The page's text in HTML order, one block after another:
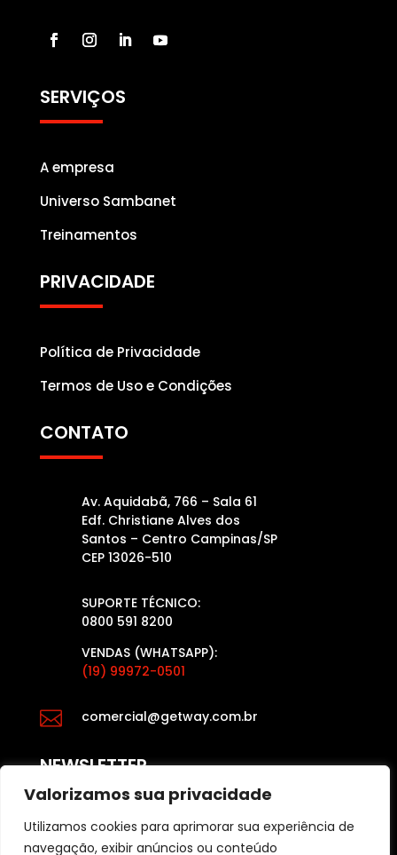
Valorizamos sua privacidade
Utilizamos cookies para aprimorar sua experiência de
navegação, exibir anúncios ou conteúdo
SERVIÇOS
A empresa
Universo Sambanet
Treinamentos
PRIVACIDADE
Política de Privacidade
Termos de Uso e Condições
CONTATO
Av. Aquidabã, 766 – Sala 61
Edf. Christiane Alves dos
Santos – Centro Campinas/SP
CEP 13026-510
SUPORTE TÉCNICO:
0800 591 8200
VENDAS (WHATSAPP):
(19) 99972-0501
 comercial@getway.com.br
NEWSLETTER
Fique por dentro das últimas atualizações das